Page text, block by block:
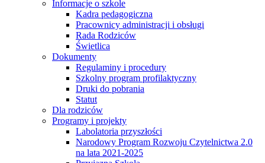
Informacje o szkole
Kadra pedagogiczna
Pracownicy administracji i obsługi
Rada Rodziców
Świetlica
Dokumenty
Regulaminy i procedury
Szkolny program profilaktyczny
Druki do pobrania
Statut
Dla rodziców
Programy i projekty
Labolatoria przyszłości
Narodowy Program Rozwoju Czytelnictwa 2.0
na lata 2021-2025